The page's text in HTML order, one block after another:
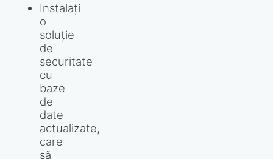
Instalați
o
soluție
de
securitate
cu
baze
de
date
actualizate,
care
să